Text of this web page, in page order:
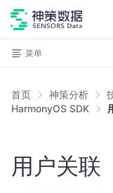
菜单
首页 神策分析
HarmonyOS SDK
用户关联